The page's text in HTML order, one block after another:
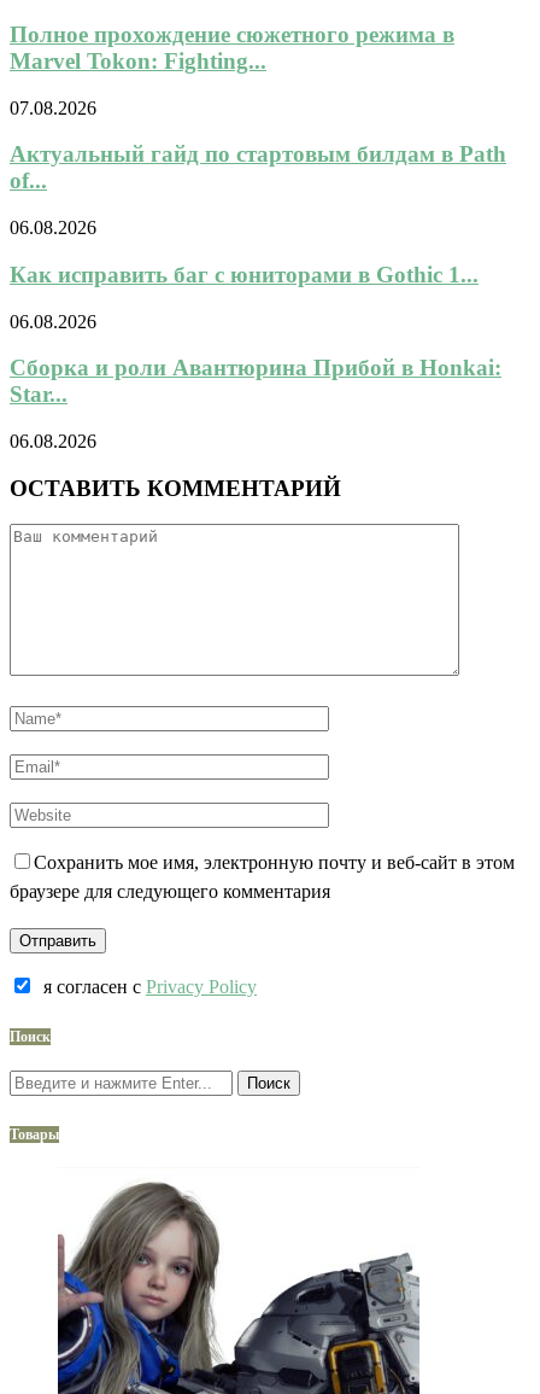
Полное прохождение сюжетного режима в
Marvel Tokon: Fighting...
07.08.2026
Актуальный гайд по стартовым билдам в Path
of...
06.08.2026
Как исправить баг с юниторами в Gothic 1...
06.08.2026
Сборка и роли Авантюрина Прибой в Honkai:
Star...
06.08.2026
ОСТАВИТЬ КОММЕНТАРИЙ
Сохранить мое имя, электронную почту и веб-сайт в этом
браузере для следующего комментария
я согласен c Privacy Policy
Поиск
Поиск
Товары